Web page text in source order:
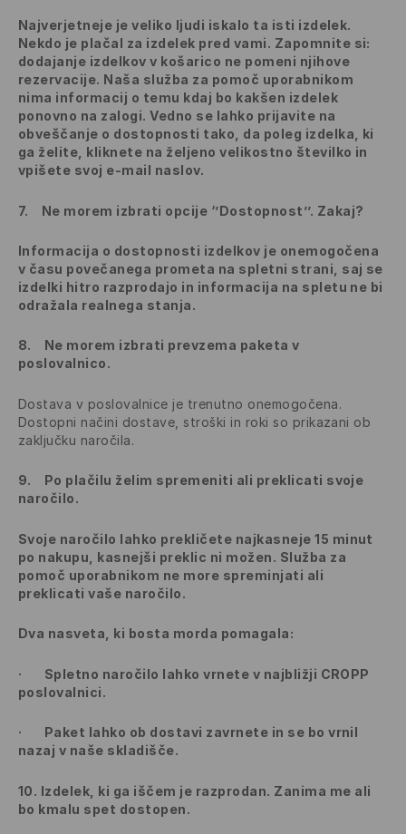
Najverjetneje je veliko ljudi iskalo ta isti izdelek.
Nekdo je plačal za izdelek pred vami. Zapomnite si:
dodajanje izdelkov v košarico ne pomeni njihove
rezervacije. Naša služba za pomoč uporabnikom
nima informacij o temu kdaj bo kakšen izdelek
ponovno na zalogi. Vedno se lahko prijavite na
obveščanje o dostopnosti tako, da poleg izdelka, ki
ga želite, kliknete na željeno velikostno številko in
vpišete svoj e-mail naslov.
7. Ne morem izbrati opcije ‘’Dostopnost’’. Zakaj?
Informacija o dostopnosti izdelkov je onemogočena
v času povečanega prometa na spletni strani, saj se
izdelki hitro razprodajo in informacija na spletu ne bi
odražala realnega stanja.
8. Ne morem izbrati prevzema paketa v
poslovalnico.
Dostava v poslovalnice je trenutno onemogočena.
Dostopni načini dostave, stroški in roki so prikazani ob
zaključku naročila.
9. Po plačilu želim spremeniti ali preklicati svoje
naročilo.
Svoje naročilo lahko prekličete najkasneje 15 minut
po nakupu, kasnejši preklic ni možen. Služba za
pomoč uporabnikom ne more spreminjati ali
preklicati vaše naročilo.
Dva nasveta, ki bosta morda pomagala:
· Spletno naročilo lahko vrnete v najbližji CROPP
poslovalnici.
· Paket lahko ob dostavi zavrnete in se bo vrnil
nazaj v naše skladišče.
10. Izdelek, ki ga iščem je razprodan. Zanima me ali
bo kmalu spet dostopen.